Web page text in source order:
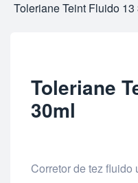
Toleriane Teint Fluido 13
Toleriane
30ml
Corretor de tez fluido